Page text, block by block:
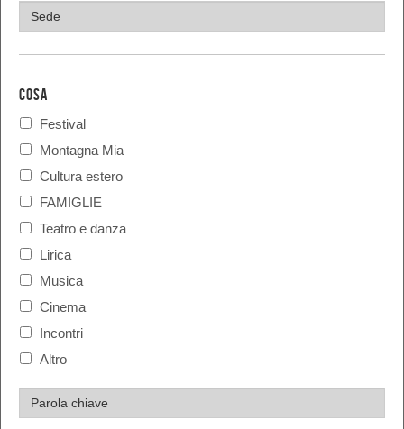
COSA
Festival
Montagna Mia
Cultura estero
FAMIGLIE
Teatro e danza
Lirica
Musica
Cinema
Incontri
Altro